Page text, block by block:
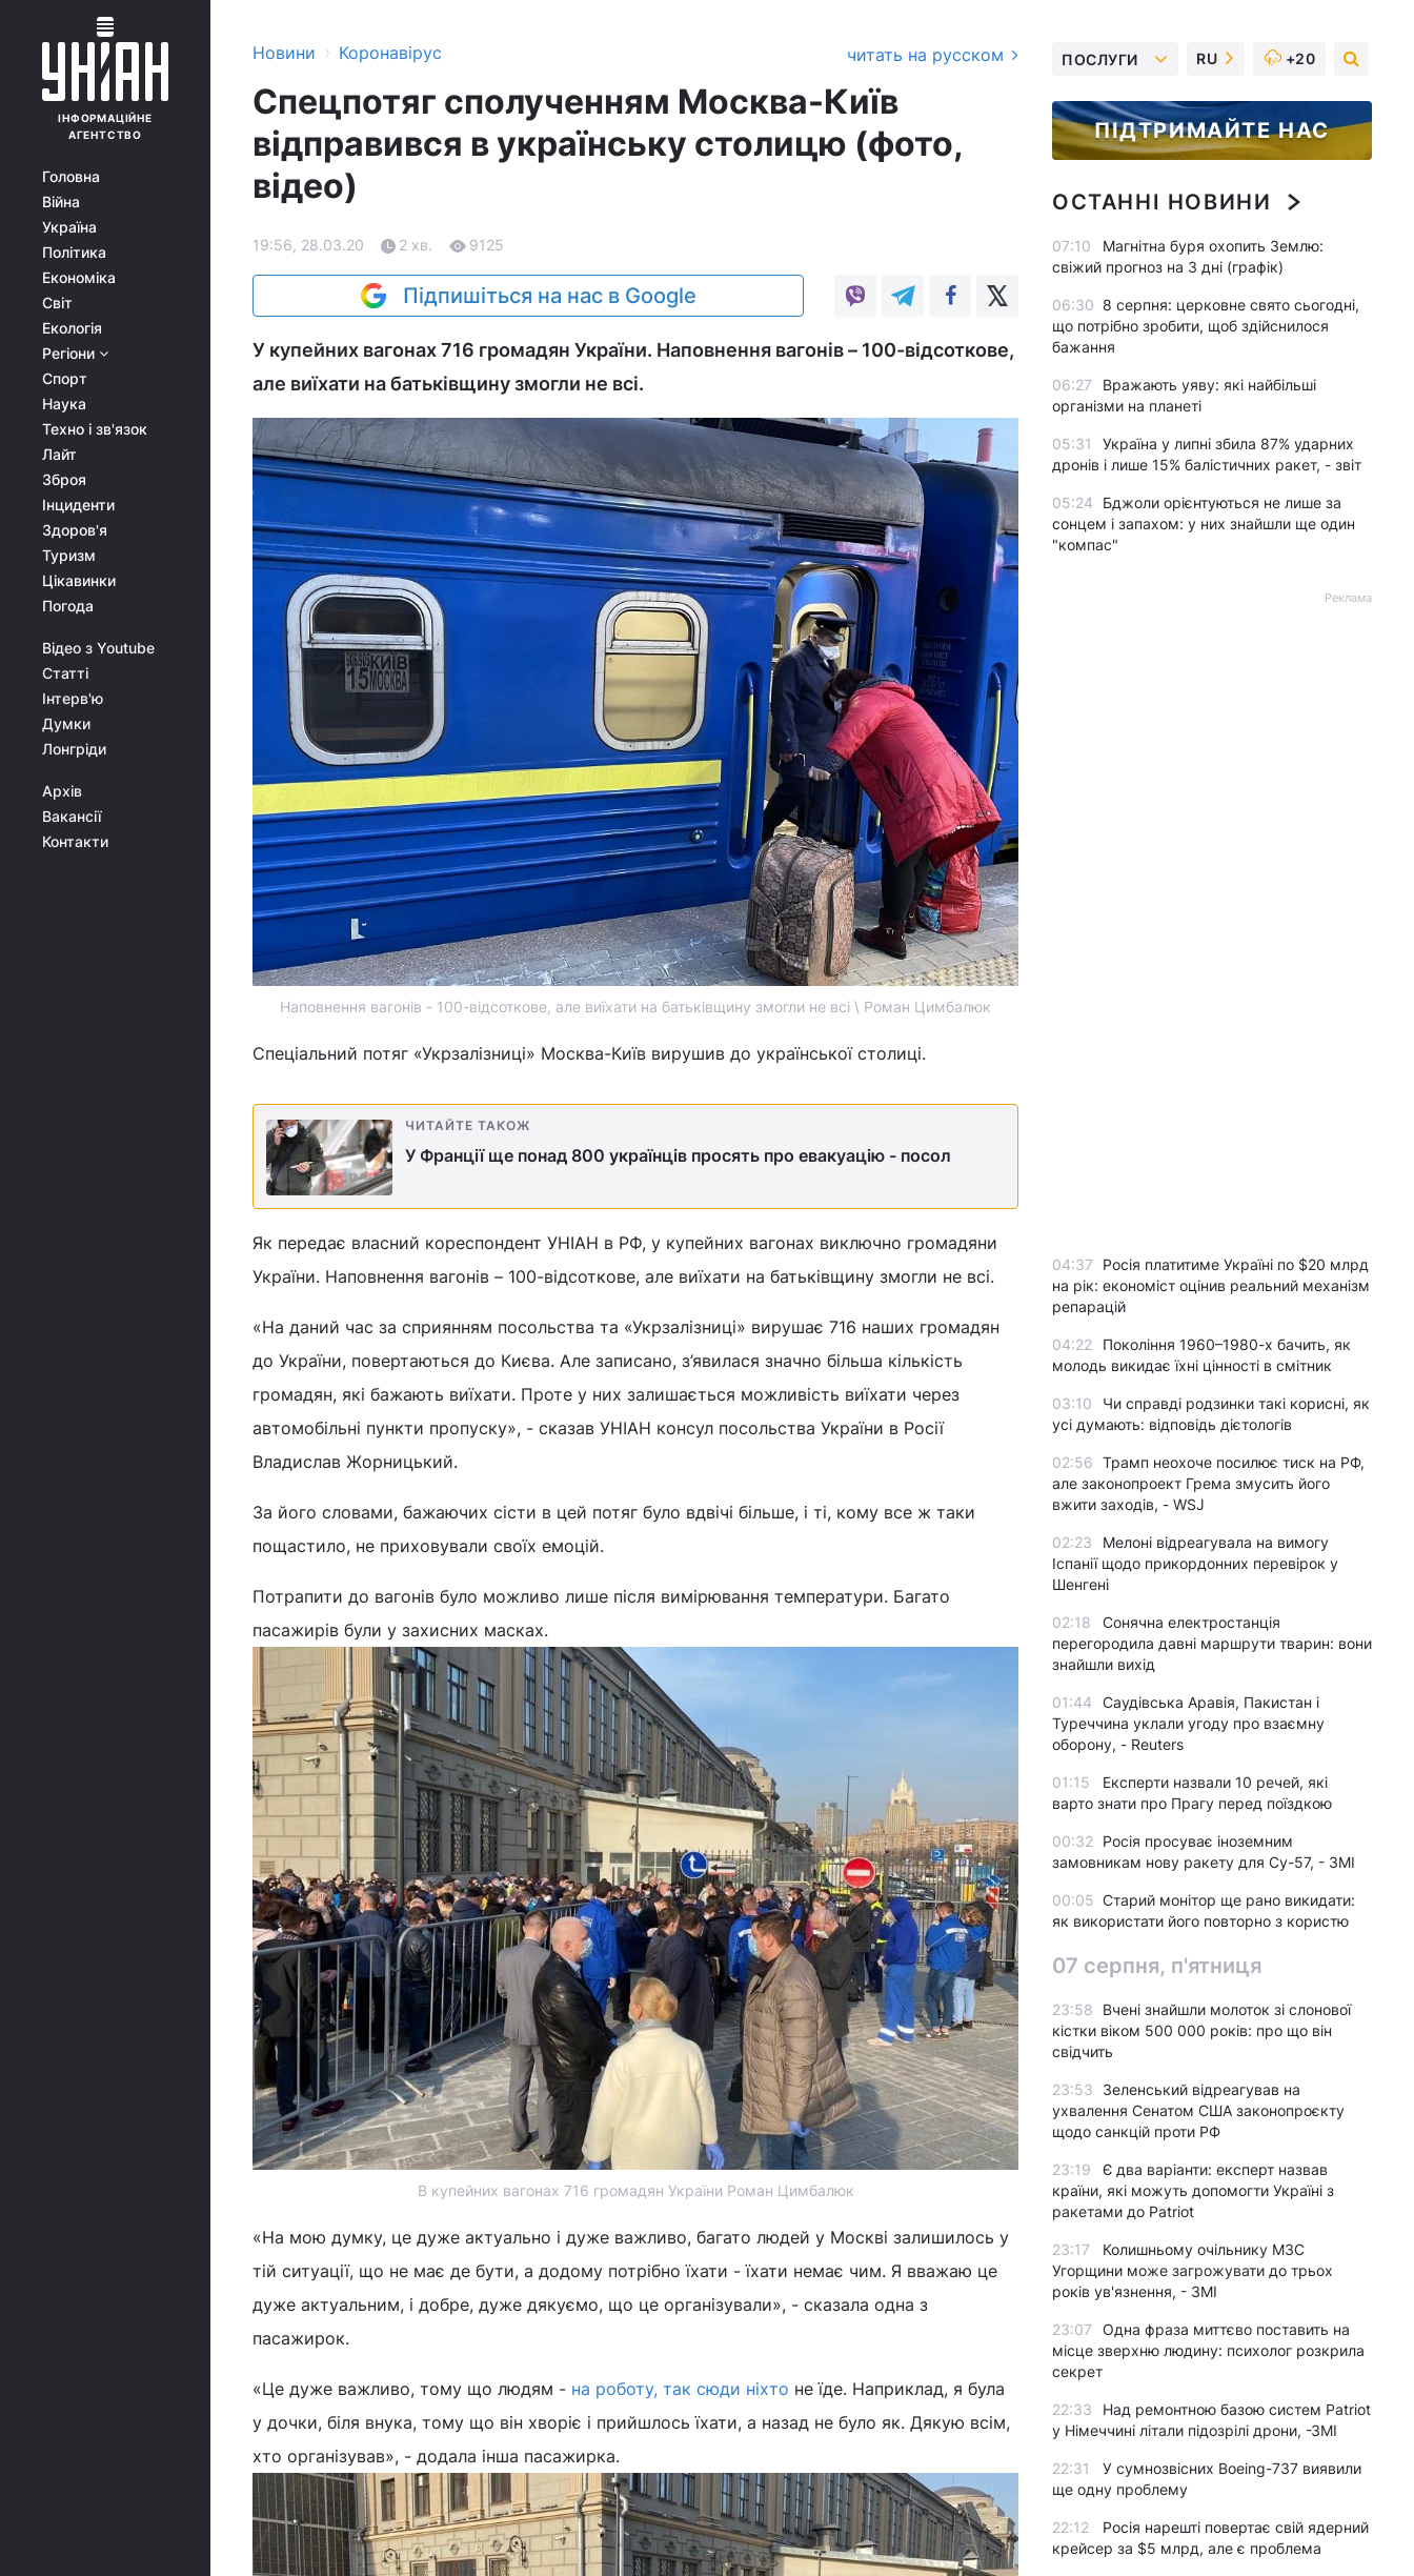
ІНФОРМАЦІЙНЕ
АГЕНТСТВО
Головна
Війна
Україна
Політика
Економіка
Світ
Екологія
Регіони
Спорт
Наука
Техно і зв'язок
Лайт
Зброя
Інциденти
Здоров'я
Туризм
Цікавинки
Погода
Відео з Youtube
Статті
Інтерв'ю
Думки
Лонгріди
Архів
Вакансії
Контакти
Новини › Коронавірус читать на русском
Спецпотяг сполученням Москва-Київ
відправився в українську столицю (фото,
відео)
19:56, 28.03.20 2 хв. 9125
Підпишіться на нас в Google
У купейних вагонах 716 громадян України. Наповнення вагонів – 100-відсоткове,
але виїхати на батьківщину змогли не всі.
Наповнення вагонів - 100-відсоткове, але виїхати на батьківщину змогли не всі \ Роман Цимбалюк
Спеціальний потяг «Укрзалізниці» Москва-Київ вирушив до української столиці.
ЧИТАЙТЕ ТАКОЖ
У Франції ще понад 800 українців просять про евакуацію - посол
Як передає власний кореспондент УНІАН в РФ, у купейних вагонах виключно громадяни
України. Наповнення вагонів – 100-відсоткове, але виїхати на батьківщину змогли не всі.
«На даний час за сприянням посольства та «Укрзалізниці» вирушає 716 наших громадян
до України, повертаються до Києва. Але записано, з’явилася значно більша кількість
громадян, які бажають виїхати. Проте у них залишається можливість виїхати через
автомобільні пункти пропуску», - сказав УНІАН консул посольства України в Росії
Владислав Жорницький.
За його словами, бажаючих сісти в цей потяг було вдвічі більше, і ті, кому все ж таки
пощастило, не приховували своїх емоцій.
Потрапити до вагонів було можливо лише після вимірювання температури. Багато
пасажирів були у захисних масках.
В купейних вагонах 716 громадян України Роман Цимбалюк
«На мою думку, це дуже актуально і дуже важливо, багато людей у Москві залишилось у
тій ситуації, що не має де бути, а додому потрібно їхати - їхати немає чим. Я вважаю це
дуже актуальним, і добре, дуже дякуємо, що це організували», - сказала одна з
пасажирок.
«Це дуже важливо, тому що людям - на роботу, так сюди ніхто не їде. Наприклад, я була
у дочки, біля внука, тому що він хворіє і прийшлось їхати, а назад не було як. Дякую всім,
хто організував», - додала інша пасажирка.
ПОСЛУГИ RU +20
ПІДТРИМАЙТЕ НАС
ОСТАННІ НОВИНИ
07:10
Магнітна буря охопить Землю:
свіжий прогноз на 3 дні (графік)
06:30 8 серпня: церковне свято сьогодні,
що потрібно зробити, щоб здійснилося
бажання
06:27
Вражають уяву: які найбільші
організми на планеті
05:31
Україна у липні збила 87% ударних
дронів і лише 15% балістичних ракет, - звіт
05:24
Бджоли орієнтуються не лише за
сонцем і запахом: у них знайшли ще один
"компас"
Реклама
04:37
Росія платитиме Україні по $20 млрд
на рік: економіст оцінив реальний механізм
репарацій
04:22
Покоління 1960–1980-х бачить, як
молодь викидає їхні цінності в смітник
03:10
Чи справді родзинки такі корисні, як
усі думають: відповідь дієтологів
02:56 Трамп неохоче посилює тиск на РФ,
але законопроект Грема змусить його
вжити заходів, - WSJ
02:23
Мелоні відреагувала на вимогу
Іспанії щодо прикордонних перевірок у
Шенгені
02:18
Сонячна електростанція
перегородила давні маршрути тварин: вони
знайшли вихід
01:44
Саудівська Аравія, Пакистан і
Туреччина уклали угоду про взаємну
оборону, - Reuters
01:15
Експерти назвали 10 речей, які
варто знати про Прагу перед поїздкою
00:32
Росія просуває іноземним
замовникам нову ракету для Су-57, - ЗМІ
00:05 Старий монітор ще рано викидати:
як використати його повторно з користю
07 серпня, п'ятниця
23:58
Вчені знайшли молоток зі слонової
кістки віком 500 000 років: про що він
свідчить
23:53
Зеленський відреагував на
ухвалення Сенатом США законопроєкту
щодо санкцій проти РФ
23:19
Є два варіанти: експерт назвав
країни, які можуть допомогти Україні з
ракетами до Patriot
23:17
Колишньому очільнику МЗС
Угорщини може загрожувати до трьох
років ув'язнення, - ЗМІ
23:07
Одна фраза миттєво поставить на
місце зверхню людину: психолог розкрила
секрет
22:33
Над ремонтною базою систем Patriot
у Німеччині літали підозрілі дрони, -ЗМІ
22:31
У сумнозвісних Boeing-737 виявили
ще одну проблему
22:12
Росія нарешті повертає свій ядерний
крейсер за $5 млрд, але є проблема